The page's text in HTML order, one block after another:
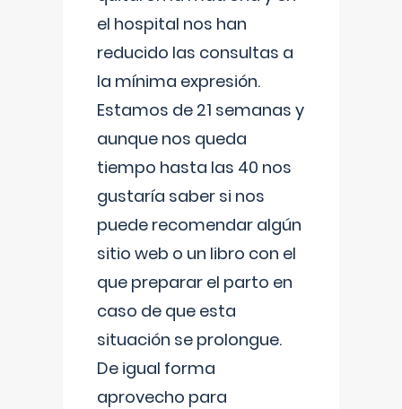
el hospital nos han
reducido las consultas a
la mínima expresión.
Estamos de 21 semanas y
aunque nos queda
tiempo hasta las 40 nos
gustaría saber si nos
puede recomendar algún
sitio web o un libro con el
que preparar el parto en
caso de que esta
situación se prolongue.
De igual forma
aprovecho para